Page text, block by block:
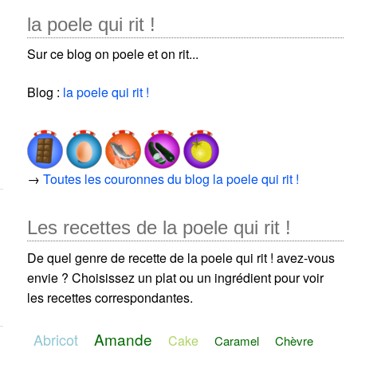
la poele qui rit !
Sur ce blog on poele et on rit...
Blog : la poele qui rit !
→Toutes les couronnes du blog la poele qui rit !
Les recettes de la poele qui rit !
De quel genre de recette de la poele qui rit ! avez-vous
envie ? Choisissez un plat ou un ingrédient pour voir
les recettes correspondantes.
Abricot Amande Cake Caramel Chèvre